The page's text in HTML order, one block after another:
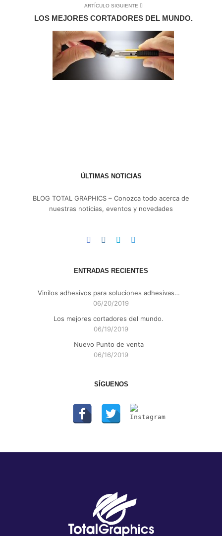
ARTÍCULO SIGUIENTE
LOS MEJORES CORTADORES DEL MUNDO.
ÚLTIMAS NOTICIAS
BLOG TOTAL GRAPHICS – Conozca todo acerca de
nuestras noticias, eventos y novedades
ENTRADAS RECIENTES
Vinilos adhesivos para soluciones adhesivas…
06/20/2019
Los mejores cortadores del mundo.
06/19/2019
Nuevo Punto de venta
06/16/2019
SÍGUENOS